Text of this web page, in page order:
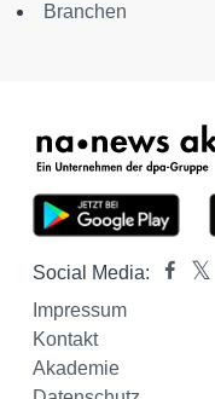
Branchen
Social Media:
Impressum
Kontakt
Akademie